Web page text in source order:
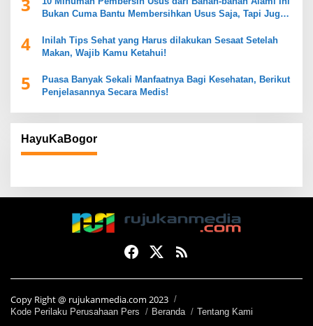
Bukan Cuma Bantu Membersihkan Usus Saja, Tapi Juga
4
Inilah Tips Sehat yang Harus dilakukan Sesaat Setelah
Makan, Wajib Kamu Ketahui!
5
Puasa Banyak Sekali Manfaatnya Bagi Kesehatan, Berikut
Penjelasannya Secara Medis!
HayuKaBogor
Copy Right @ rujukanmedia.com 2023
Kode Perilaku Perusahaan Pers Beranda Tentang Kami